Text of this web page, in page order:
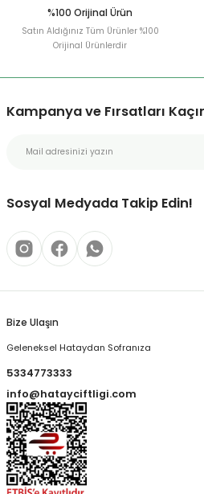
%100 Orijinal Ürün
Satın Aldığınız Tüm Ürünler %100
Orijinal Ürünlerdir
Kampanya ve Fırsatları
Sosyal Medyada Takip Edin!
Bize Ulaşın
Geleneksel Hataydan Sofranıza
5334773333
info@hatayciftligi.com